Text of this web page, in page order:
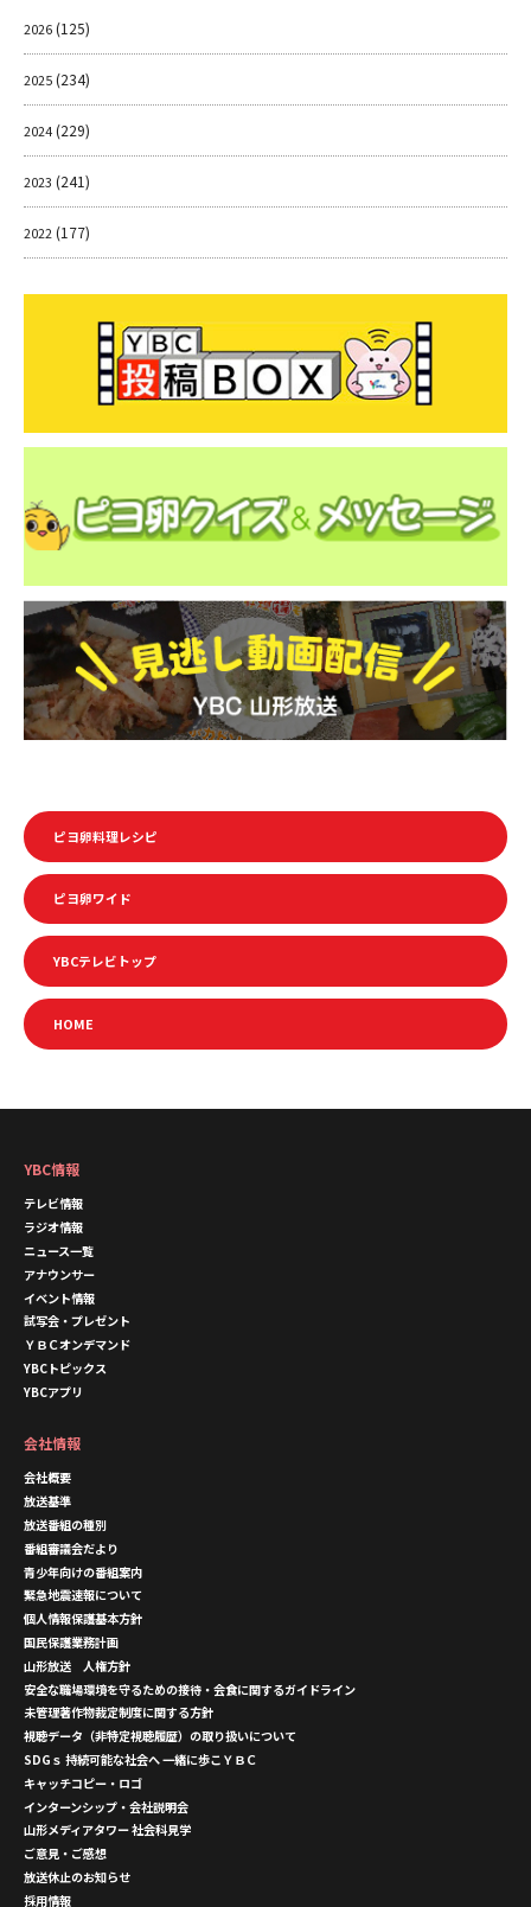
2026(125)
2025(234)
2024(229)
2023 (241)
2022(177)
ピヨ卵料理レシピ
ピヨ卵ワイド
YBCテレビトップ
HOME
YBC情報
テレビ情報
ラジオ情報
ニュース一覧
アナウンサー
イベント情報
試写会・プレゼント
ＹＢＣオンデマンド
YBCトピックス
YBCアプリ
会社情報
会社概要
放送基準
放送番組の種別
番組審議会だより
青少年向けの番組案内
緊急地震速報について
個人情報保護基本方針
国民保護業務計画
山形放送 人権方針
安全な職場環境を守るための接待・会食に関するガイドライン
未管理著作物裁定制度に関する方針
視聴データ（非特定視聴履歴）の取り扱いについて
SDGｓ 持続可能な社会へ 一緒に歩こＹＢＣ
キャッチコピー・ロゴ
インターンシップ・会社説明会
山形メディアタワー 社会科見学
ご意見・ご感想
放送休止のお知らせ
採用情報